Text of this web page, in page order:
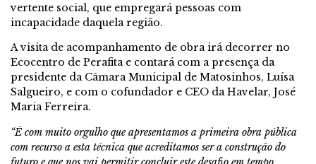
vertente social, que empregará pessoas com
incapacidade daquela região.
A visita de acompanhamento de obra irá decorrer no
Ecocentro de Perafita e contará com a presença da
presidente da Câmara Municipal de Matosinhos, Luísa
Salgueiro, e com o cofundador e CEO da Havelar, José
Maria Ferreira.
“É com muito orgulho que apresentamos a primeira obra pública
com recurso a esta técnica que acreditamos ser a construção do